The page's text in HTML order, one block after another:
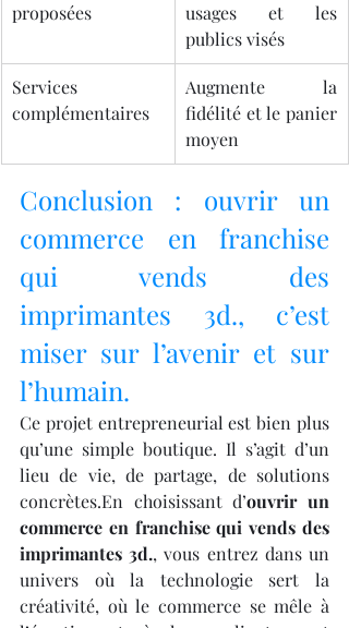
proposées
usages et les
publics visés
Services
complémentaires
Augmente la
fidélité et le panier
moyen
Conclusion : ouvrir un
commerce en franchise
qui vends des
imprimantes 3d., c’est
miser sur l’avenir et sur
l’humain.
Ce projet entrepreneurial est bien plus
qu’une simple boutique. Il s’agit d’un
lieu de vie, de partage, de solutions
concrètes.En choisissant d’ouvrir un
commerce en franchise qui vends des
imprimantes 3d., vous entrez dans un
univers où la technologie sert la
créativité, où le commerce se mêle à